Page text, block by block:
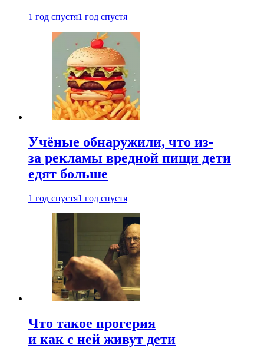
1 год спустя1 год спустя
Учёные обнаружили, что из-
за рекламы вредной пищи дети
едят больше
1 год спустя1 год спустя
Что такое прогерия
и как с ней живут дети